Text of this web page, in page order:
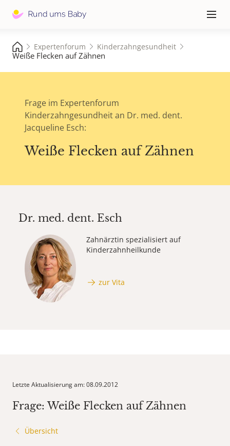
≡
Expertenforum Kinderzahngesundheit
Weiße Flecken auf Zähnen
Frage im Expertenforum
Kinderzahngesundheit an Dr. med. dent.
Jacqueline Esch:
Weiße Flecken auf Zähnen
Dr. med. dent. Esch
Zahnärztin spezialisiert auf
Kinderzahnheilkunde
zur Vita
Letzte Aktualisierung am: 08.09.2012
Frage: Weiße Flecken auf Zähnen
Übersicht